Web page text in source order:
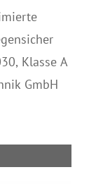
Klasse A
GmbH